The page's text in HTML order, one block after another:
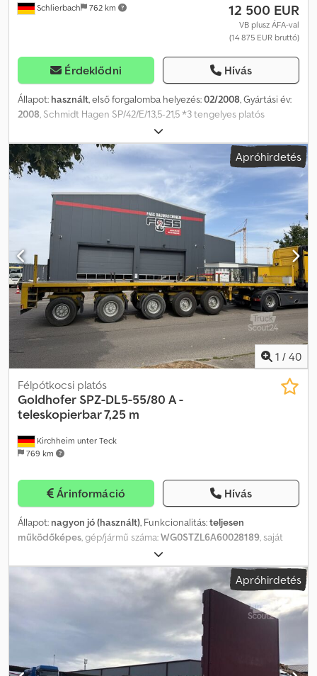
Schlierbach 762 km 12 500 EUR
VB plusz ÁFA-val
(14 875 EUR bruttó)
Érdeklődni Hívás
Állapot: használt, első forgalomba helyezés:02/2008, Gyártási év:
2008, Schmidt Hagen SP/42/E/13,5-21,5 *3 tengelyes platós
félpótkocsi*kormányzott tengelyek*ALCOA* !!! Nagyon jó állapot
!!! ● ABS Chsdpfoyutxzjx Acija ● Légrugózás ● Emelő/süllyesztő
rendszer ● Padlómagasság: 1.420 mm ● Alcoa Dura-Bright felnik ●
3x Mercedes tengely tárcsafékekkel ● Mindhárom tengely
kormányzott! ● Gumiabroncsok: 385/55 R 22.5 ● Profilmélység: 3/2 /
5/4 / 5/6 mm ● Össztömeg: 42.000 kg ● Saját tömeg: 10.200 kg ●
Hasznos teher: 31.800 kg - Német félpótkocsi - TÜV / műszaki
vizsga: igény esetén és felárért új! A tévedés és az előzetes
értékesítés jogát fenntartjuk! = További információk = További
információért keresse Joannis Arpantzanis vagy Kai Bühler urat.
Apróhirdetés
1 / 40
Kirchheim unter Teck
769 km
Félpótkocsi platós
Goldhofer SPZ-DL5-55/80 A -
teleskopierbar 7,25 m
Árinformáció Hívás
Állapot: nagyon jó (használt), Funkcionalitás:teljesen
működőképes , gép/jármű száma:WG0STZL6A60028189 , saját
, maximális teherbírás:
68 000 kg, tengelyelrendezés:3 tengely, megengedett
tengelyterhelés (1. tengely):
10 000 kg, megengedett
10 000 kg, megengedett
10 000 kg, első forgalomba helyezés:
, rakodótér szélesség:
2 500
, teljes hossz:
, teljes
szélesség:
2 500 mm, felfüggesztés:levegő, abroncs méret:
425/65 R22.5, szín:sárga, pótkocsi fék: fékezett pótkocsi
Apróhirdetés